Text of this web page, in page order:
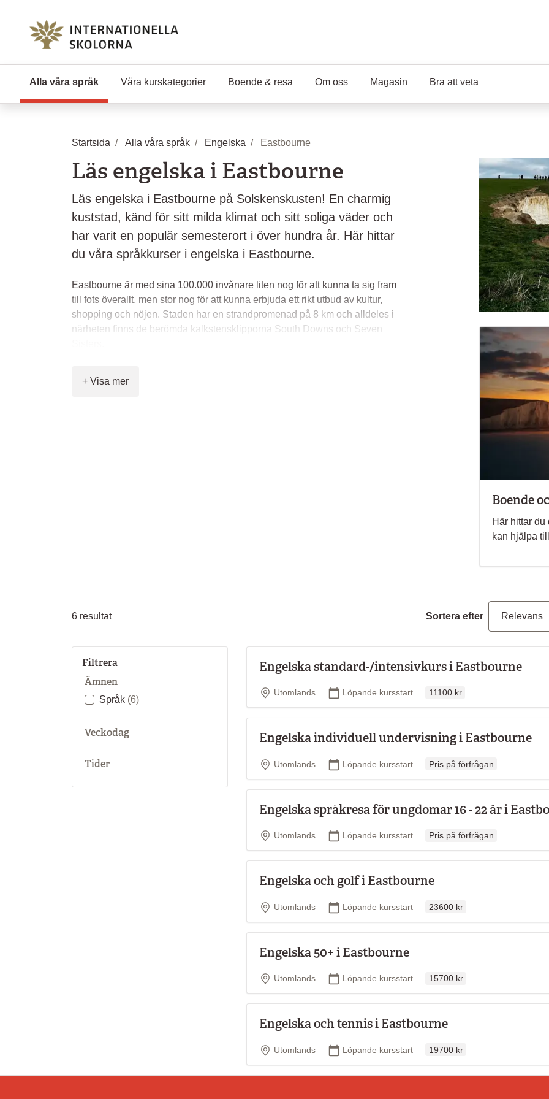
Alla våra språk (Aktuell sida)
Våra kurskategorier Boende & resa Om oss Magasin Bra att veta
Startsida Alla våra språk Engelska Eastbourne
Läs engelska i Eastbourne
Läs engelska i Eastbourne på Solskenskusten! En charmig
kuststad, känd för sitt milda klimat och sitt soliga väder och
har varit en populär semesterort i över hundra år. Här hittar
du våra språkkurser i engelska i Eastbourne.
Eastbourne är med sina 100.000 invånare liten nog för att kunna ta sig fram
till fots överallt, men stor nog för att kunna erbjuda ett rikt utbud av kultur,
shopping och nöjen. Staden har en strandpromenad på 8 km och alldeles i
närheten finns de berömda kalkstensklipporna South Downs och Seven
den kända rödvita fyren från 1902. Utsikten härifrån över Engelska Kanalen
+ Visa mer
Boende
Här hittar
kan hjälpa
Sortera efter
6 resultat
Filtrera
Ämnen
Språk (6)
Veckodag
Tider
Engelska standard-/intensivkurs i Eastbourne
Plats
Utomlands Startdatum
Löpande kursstart 11100 kr
Engelska individuell undervisning i Eastbourne
Plats
Utomlands Startdatum
Löpande kursstart Pris på förfrågan
Engelska språkresa för ungdomar 16 - 22 år i
Plats
Utomlands Startdatum
Löpande kursstart Pris på förfrågan
Engelska och golf i Eastbourne
Plats
Utomlands Startdatum
Löpande kursstart 23600 kr
Engelska 50+ i Eastbourne
Plats
Utomlands Startdatum
Löpande kursstart 15700 kr
Engelska och tennis i Eastbourne
Plats
Utomlands Startdatum
Löpande kursstart 19700 kr